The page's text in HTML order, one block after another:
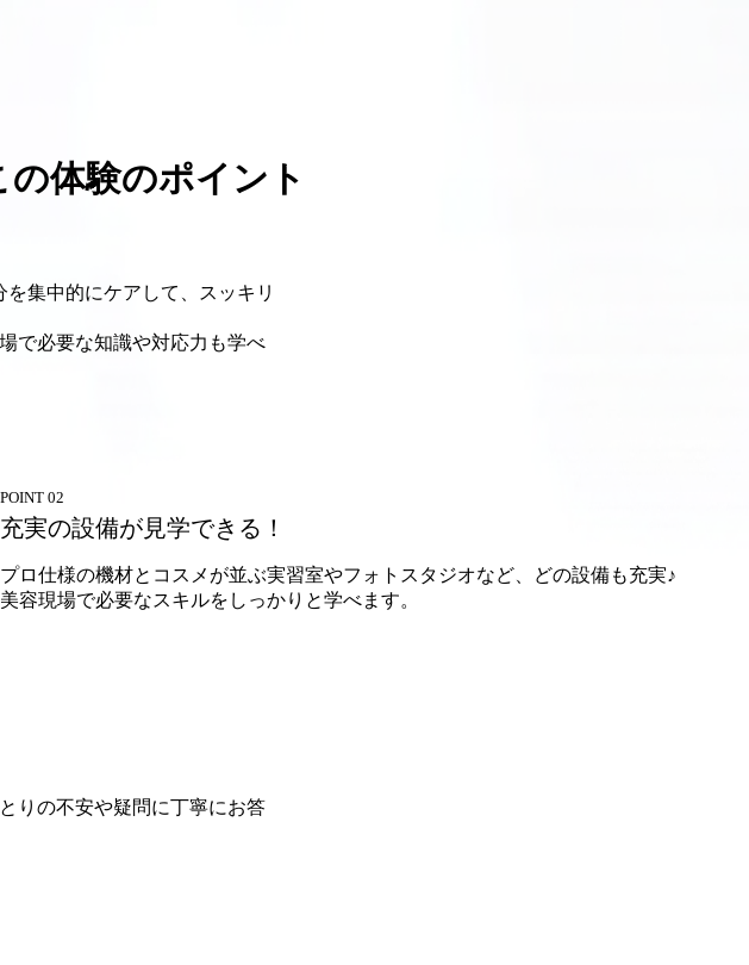
の体験のポイント
集中的にケアして、スッキリ
で必要な知識や対応力も学べ
POINT 02
充実の設備が見学できる！
プロ仕様の機材とコスメが並ぶ実習室やフォトスタジオなど、どの設備も充実♪
美容現場で必要なスキルをしっかりと学べます。
りの不安や疑問に丁寧にお答